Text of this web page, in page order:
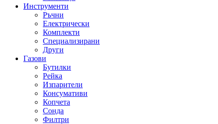
Инструменти
Ръчни
Електрически
Комплекти
Специализирани
Други
Газови
Бутилки
Рейка
Изпарители
Консумативи
Копчета
Сонда
Филтри